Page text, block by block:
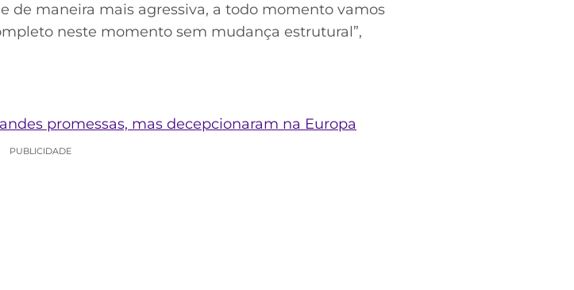
de maneira mais agressiva, a todo momento vamos
neste momento sem mudança estrutural”,
promessas, mas decepcionaram na Europa
PUBLICIDADE